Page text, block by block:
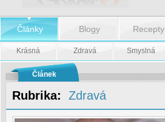
jsou
lepší
studenti
Články Blogy Recepty
Krásná Zdravá Smyslná
Článek
Rubrika: Zdravá